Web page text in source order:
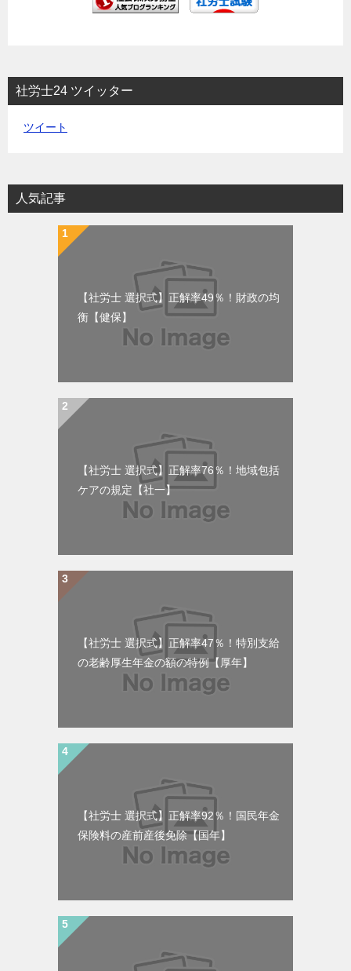
社労士24 ツイッター
ツイート
人気記事
【社労士 選択式】正解率49％！財政の均
衡【健保】
【社労士 選択式】正解率76％！地域包括
ケアの規定【社一】
【社労士 選択式】正解率47％！特別支給
の老齢厚生年金の額の特例【厚年】
【社労士 選択式】正解率92％！国民年金
保険料の産前産後免除【国年】